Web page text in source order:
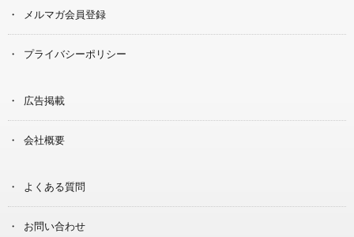
メルマガ会員登録
プライバシーポリシー
広告掲載
会社概要
よくある質問
お問い合わせ